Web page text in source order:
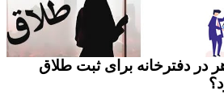
دفترخانه برای ثبت طلاق